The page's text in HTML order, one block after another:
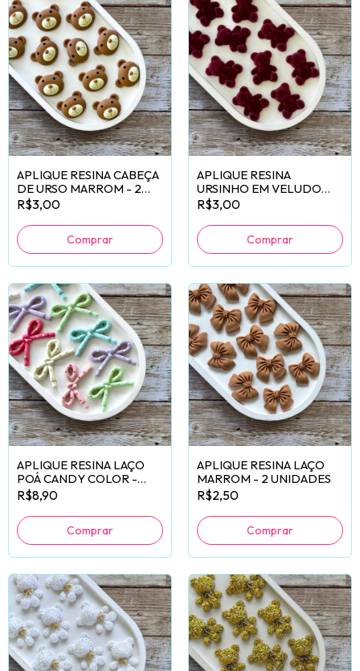
APLIQUE RESINA CABEÇA
DE URSO MARROM - 2
UNIDADES
R$3,00
APLIQUE RESINA
URSINHO EM VELUDO
VINHO - 2 UNIDADES
R$3,00
APLIQUE RESINA LAÇO
POÁ CANDY COLOR -
6 UNIDADES
R$8,90
APLIQUE RESINA LAÇO
MARROM - 2 UNIDADES
R$2,50